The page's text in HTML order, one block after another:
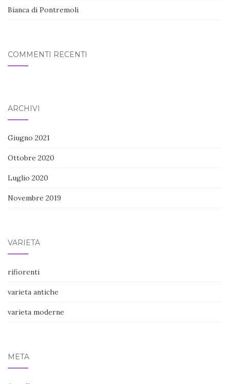
Bianca di Pontremoli
COMMENTI RECENTI
ARCHIVI
Giugno 2021
Ottobre 2020
Luglio 2020
Novembre 2019
VARIETÀ
rifiorenti
varieta antiche
varieta moderne
META